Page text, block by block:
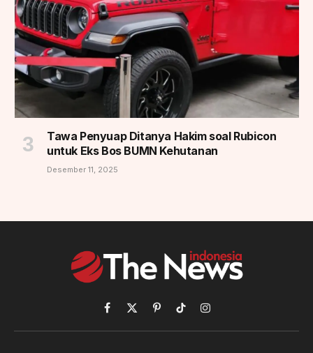
Tawa Penyuap Ditanya Hakim soal Rubicon
untuk Eks Bos BUMN Kehutanan
Desember 11, 2025
Facebook
X
(Twitter)
PinterestTikTokInstagram